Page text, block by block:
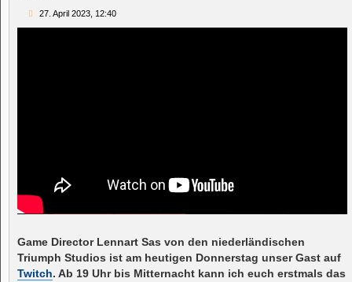
B27. April 2023, 12:40
Game Director Lennart Sas von den niederländischen
Triumph Studios ist am heutigen Donnerstag unser Gast auf
Twitch. Ab 19 Uhr bis Mitternacht kann ich euch erstmals das